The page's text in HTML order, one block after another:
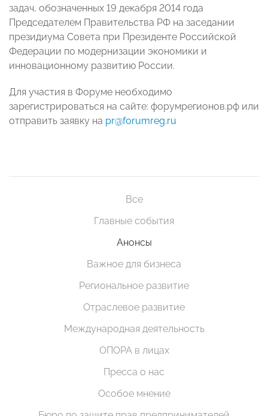
задач, обозначенных 19 декабря 2014 года
Председателем Правительства РФ на заседании
президиума Совета при Президенте Российской
Федерации по модернизации экономики и
инновационному развитию России.
Для участия в Форуме необходимо
зарегистрироваться на сайте: форумрегионов.рф или
отправить заявку на pr@forumreg.ru
Все
Главные события
Анонсы
Важное для бизнеса
Региональное развитие
Отраслевое развитие
Международная деятельность
ОПОРА в лицах
Пресса о нас
Особое мнение